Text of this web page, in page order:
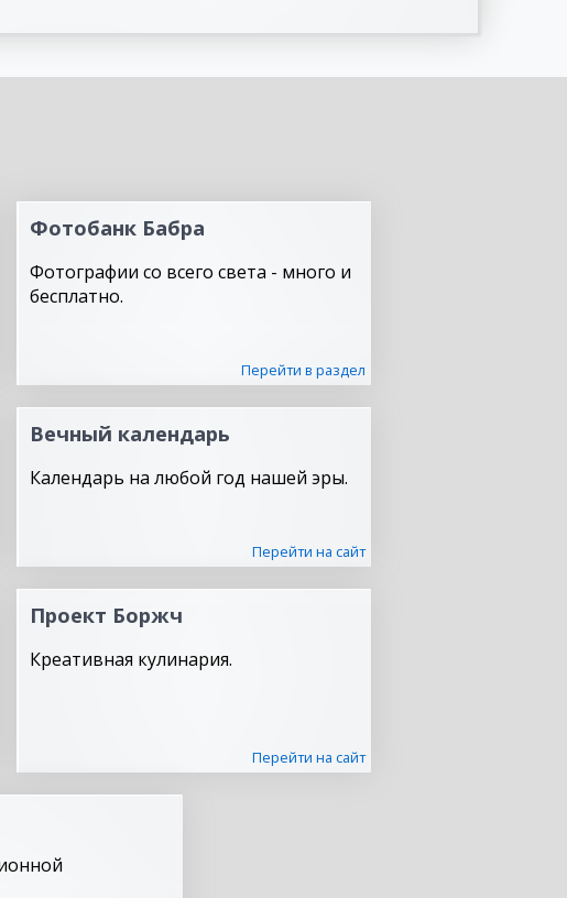
Фотобанк Бабра
Фотографии со всего света - много и
бесплатно.
Перейти в раздел
Вечный календарь
Календарь на любой год нашей эры.
Перейти на сайт
Проект Боржч
Креативная кулинария.
Перейти на сайт